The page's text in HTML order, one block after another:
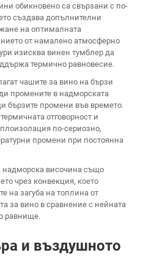
обикновено са свързани с по-
създава допълнителни
на оптималната
от намалено атмосферно
изисква винен тумблер да
термично равновесие.
чашите за вино на бързи
промените в надморската
бързите промени във времето.
отговорност и
по-сериозно,
промени при постоянна
надморска височина също
чрез конвекция, което
на загуба на топлина от
за вино в сравнение с нейната
равнище.
и въздушното